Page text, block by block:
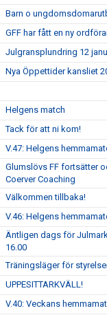
Barn o
GFF har fått en ny
Julgransplundring 12
Nya Öppettider kansliet
Helgens match
Tack för att ni kom!
V.47: Helgens
Glumslövs FF fortsätter
Coerver Coaching
Välkommen tillbaka!
V.46: Helgens
Äntligen dags för
16.00
Träningsläger för
UPPESITTARKVÄLL!
V.40: Veckans